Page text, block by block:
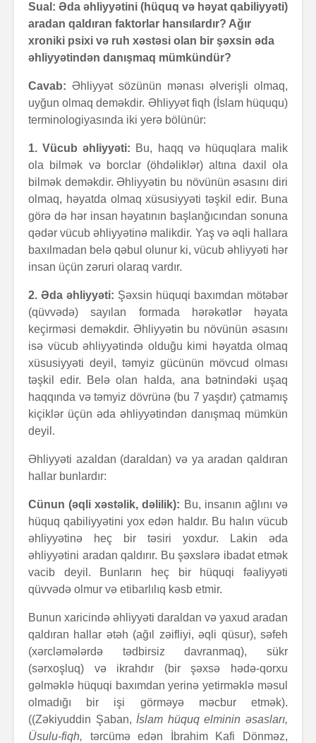
Sual: Əda əhliyyətini (hüquq və həyat qabiliyyəti)
aradan qaldıran faktorlar hansılardır? Ağır
xroniki psixi və ruh xəstəsi olan bir şəxsin əda
əhliyyətindən danışmaq mümkündür?
Cavab: Əhliyyət sözünün mənası əlverişli olmaq,
uyğun olmaq deməkdir. Əhliyyət fiqh (İslam hüququ)
terminologiyasında iki yerə bölünür:
1. Vücub əhliyyəti: Bu, haqq və hüquqlara malik
ola bilmək və borclar (öhdəliklər) altına daxil ola
bilmək deməkdir. Əhliyyətin bu növünün əsasını diri
olmaq, həyatda olmaq xüsusiyyəti təşkil edir. Buna
görə də hər insan həyatının başlanğıcından sonuna
qədər vücub əhliyyətinə malikdir. Yaş və əqli hallara
baxılmadan belə qəbul olunur ki, vücub əhliyyəti hər
insan üçün zəruri olaraq vardır.
2. Əda əhliyyəti: Şəxsin hüquqi baxımdan mötəbər
(qüvvədə) sayılan formada hərəkətlər həyata
keçirməsi deməkdir. Əhliyyətin bu növünün əsasını
isə vücub əhliyyətində olduğu kimi həyatda olmaq
xüsusiyyəti deyil, təmyiz gücünün mövcud olması
təşkil edir. Belə olan halda, ana bətnindəki uşaq
haqqında və təmyiz dövrünə (bu 7 yaşdır) çatmamış
kiçiklər üçün əda əhliyyətindən danışmaq mümkün
deyil.
Əhliyyəti azaldan (daraldan) və ya aradan qaldıran
hallar bunlardır:
Cünun (əqli xəstəlik, dəlilik): Bu, insanın ağlını və
hüquq qabiliyyətini yox edən haldır. Bu halın vücub
əhliyyətinə heç bir təsiri yoxdur. Lakin əda
əhliyyətini aradan qaldırır. Bu şəxslərə ibadət etmək
vacib deyil. Bunların heç bir hüquqi fəaliyyəti
qüvvədə olmur və etibarlılıq kəsb etmir.
Bunun xaricində əhliyyəti daraldan və yaxud aradan
qaldıran hallar ətəh (ağıl zəifliyi, əqli qüsur), səfeh
(xərcləmələrdə tədbirsiz davranmaq), sükr
(sərxoşluq) və ikrahdır (bir şəxsə hədə-qorxu
gəlməklə hüquqi baxımdan yerinə yetirməklə məsul
olmadığı bir işi görməyə məcbur etmək).
((Zəkiyuddin Şaban, İslam hüquq elminin əsasları,
Üsulu-fiqh, tərcümə edən İbrahim Kafi Dönməz,